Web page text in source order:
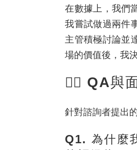
在數據上，我們
我嘗試做過兩件
主管積極討論並
場的價值後，我
🙋‍♂️ QA與
針對諮詢者提出
Q1. 為什麼